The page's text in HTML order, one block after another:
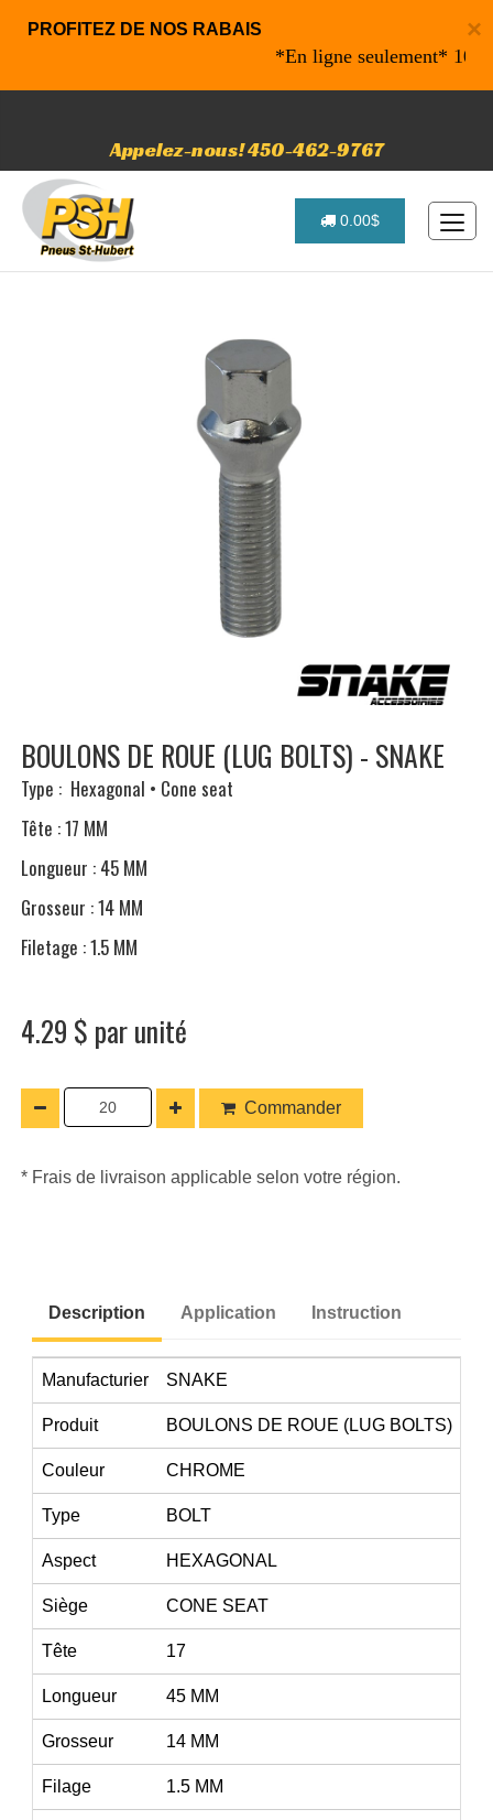
×
PROFITEZ DE NOS RABAIS
*En ligne seulement* 10%
Appelez-nous! 450-462-9767
0.00$
BOULONS DE ROUE (LUG BOLTS) - SNAKE
Type : Hexagonal • Cone seat
Tête : 17 MM
Longueur : 45 MM
Grosseur : 14 MM
Filetage : 1.5 MM
4.29 $ par unité
Commander
* Frais de livraison applicable selon votre région.
Description Application Instruction
Manufacturier SNAKE
Produit BOULONS DE ROUE (LUG BOLTS)
Couleur CHROME
Type BOLT
Aspect HEXAGONAL
Siège CONE SEAT
Tête 17
Longueur 45 MM
Grosseur 14 MM
Filage 1.5 MM